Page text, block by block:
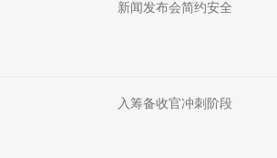
新闻发布会简约安全
入筹备收官冲刺阶段